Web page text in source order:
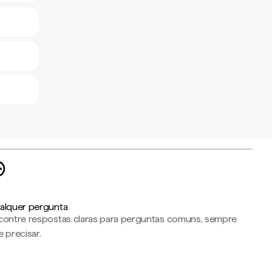
pergunta
respostas claras para perguntas comuns, sempre
precisar.